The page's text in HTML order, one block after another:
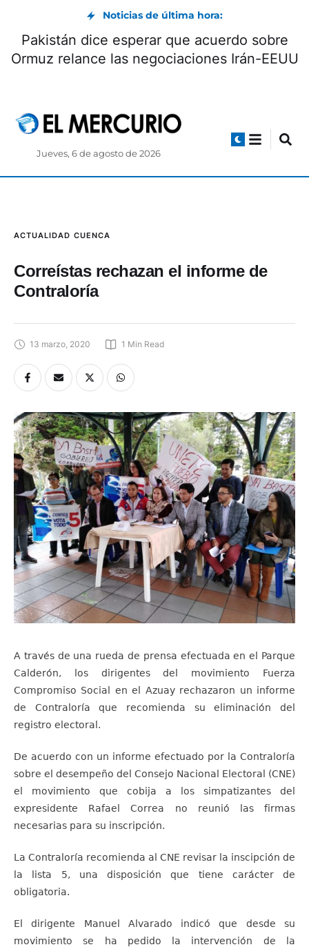
Noticias de última hora:
Pakistán dice esperar que acuerdo sobre
Ormuz relance las negociaciones Irán-EEUU
Jueves, 6 de agosto de 2026
ACTUALIDAD CUENCA
Correístas rechazan el informe de
Contraloría
13 marzo, 2020 1 Min Read
A través de una rueda de prensa efectuada en el Parque
Calderón, los dirigentes del movimiento Fuerza
Compromiso Social en el Azuay rechazaron un informe
de Contraloría que recomienda su eliminación del
registro electoral.
De acuerdo con un informe efectuado por la Contraloría
sobre el desempeño del Consejo Nacional Electoral (CNE)
el movimiento que cobija a los simpatizantes del
expresidente Rafael Correa no reunió las firmas
necesarias para su inscripción.
La Contraloría recomienda al CNE revisar la inscipción de
la lista 5, una disposición que tiene carácter de
obligatoria.
El dirigente Manuel Alvarado indicó que desde su
movimiento se ha pedido la intervención de la